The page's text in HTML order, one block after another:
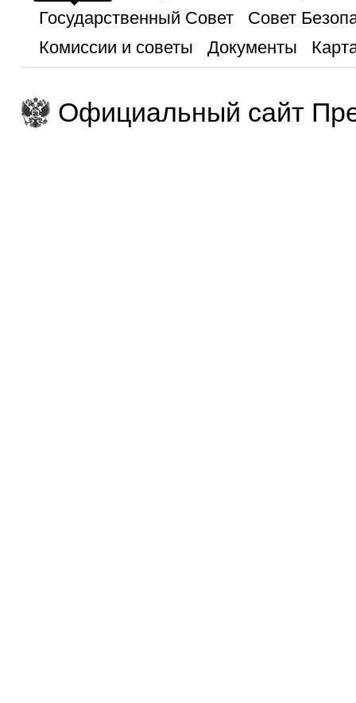
Государственный Совет
Совет
Комиссии и советы
Документы
Официальный сайт